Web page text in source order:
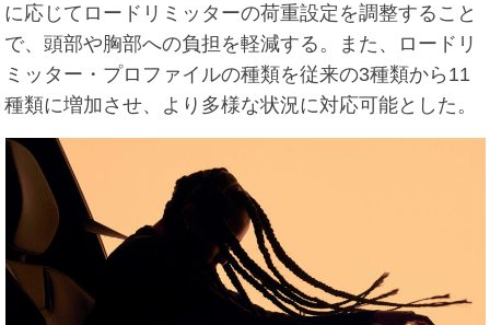
に応じてロードリミッターの荷重設定を調整すること
で、頭部や胸部への負担を軽減する。また、ロードリ
ミッター・プロファイルの種類を従来の3種類から11
種類に増加させ、より多様な状況に対応可能とした。